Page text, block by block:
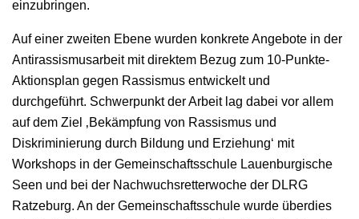
einzubringen.
Auf einer zweiten Ebene wurden konkrete Angebote in der
Antirassismusarbeit mit direktem Bezug zum 10-Punkte-
Aktionsplan gegen Rassismus entwickelt und
durchgeführt. Schwerpunkt der Arbeit lag dabei vor allem
auf dem Ziel ‚Bekämpfung von Rassismus und
Diskriminierung durch Bildung und Erziehung‘ mit
Workshops in der Gemeinschaftsschule Lauenburgische
Seen und bei der Nachwuchsretterwoche der DLRG
Ratzeburg. An der Gemeinschaftsschule wurde überdies